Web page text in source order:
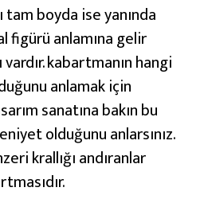
boyda ise yanında
figürü anlamına gelir
kabartmanın hangi
anlamak için
sanatına bakın bu
olduğunu anlarsınız.
krallığı andıranlar